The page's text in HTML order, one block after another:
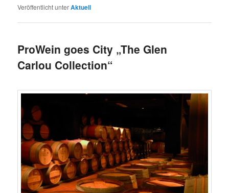
Veröffentlicht unterAktuell
ProWein goes City „The Glen
Carlou Collection“